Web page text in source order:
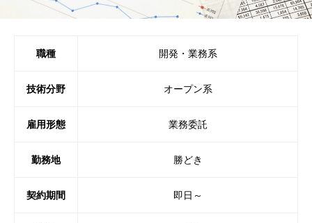
職種 開発・業務系
技術分野 オープン系
雇用形態 業務委託
勤務地 勝どき
契約期間 即日～